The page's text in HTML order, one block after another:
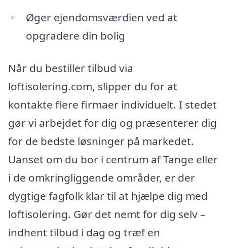
Øger ejendomsværdien ved at
opgradere din bolig
Når du bestiller tilbud via
loftisolering.com, slipper du for at
kontakte flere firmaer individuelt. I stedet
gør vi arbejdet for dig og præsenterer dig
for de bedste løsninger på markedet.
Uanset om du bor i centrum af Tange eller
i de omkringliggende områder, er der
dygtige fagfolk klar til at hjælpe dig med
loftisolering. Gør det nemt for dig selv –
indhent tilbud i dag og træf en